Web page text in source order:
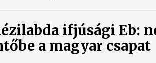
ifjúsági Eb:
a magyar csapat